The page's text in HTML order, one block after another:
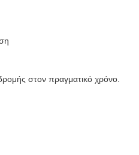
στον πραγματικό χρόνο.